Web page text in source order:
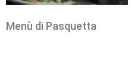
Menù di Pasquetta